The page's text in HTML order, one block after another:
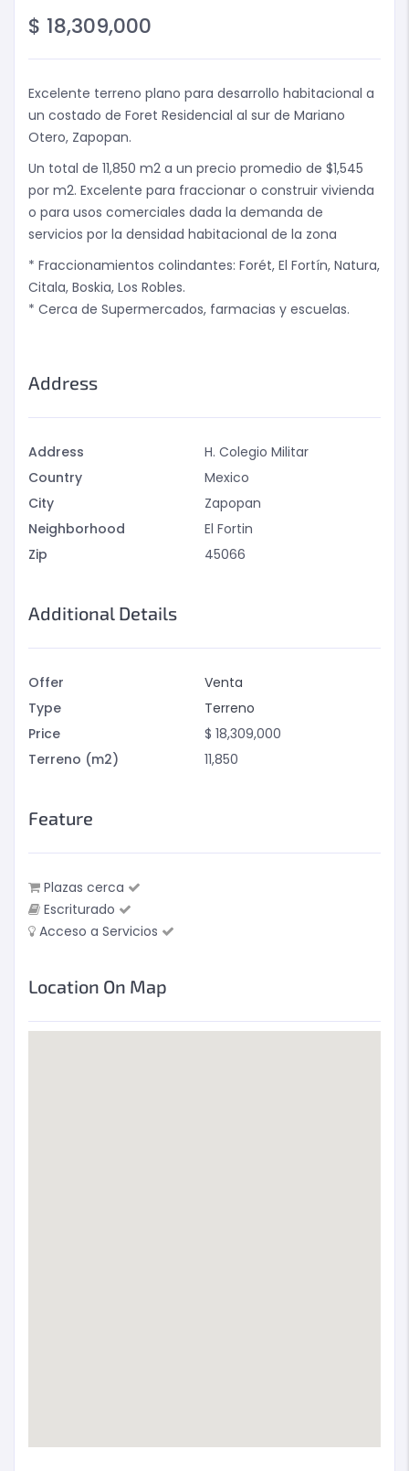
$ 18,309,000
Excelente terreno plano para desarrollo habitacional a
un costado de Foret Residencial al sur de Mariano
Otero, Zapopan.
Un total de 11,850 m2 a un precio promedio de $1,545
por m2. Excelente para fraccionar o construir vivienda
o para usos comerciales dada la demanda de
servicios por la densidad habitacional de la zona
* Fraccionamientos colindantes: Forét, El Fortín, Natura,
Citala, Boskia, Los Robles.
* Cerca de Supermercados, farmacias y escuelas.
Address
Address
H. Colegio Militar
Country
Mexico
City
Zapopan
Neighborhood
El Fortin
Zip
45066
Additional Details
Offer
Venta
Type
Terreno
Price
$ 18,309,000
Terreno (m2)
11,850
Feature
Plazas cerca
Escriturado
Acceso a Servicios
Location On Map